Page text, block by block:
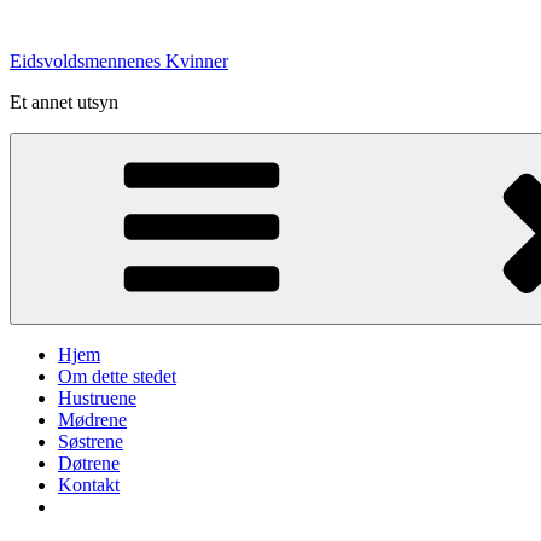
innhold
Eidsvoldsmennenes Kvinner
Et annet utsyn
Hjem
Om dette stedet
Hustruene
Mødrene
Søstrene
Døtrene
Kontakt